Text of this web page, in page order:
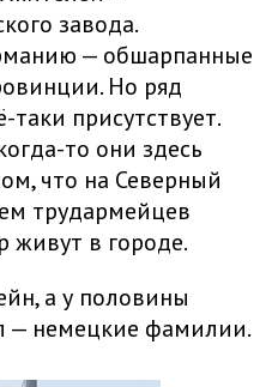
завода.
— обшарпанные
Но ряд
присутствует.
то они здесь
что на Северный
трудармейцев
живут в городе.
а у половины
— немецкие фамилии.